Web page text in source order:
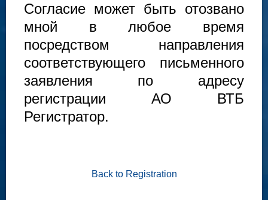
Согласие может быть отозвано
мной в любое время
посредством направления
соответствующего письменного
заявления по адресу
регистрации АО ВТБ
Регистратор.
Back to Registration